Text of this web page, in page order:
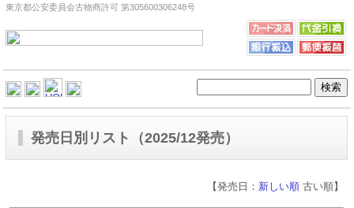
東京都公安委員会古物商許可 第305600306248号
発売日別リスト（2025/12発売）
【発売日： 新しい順 古い順】